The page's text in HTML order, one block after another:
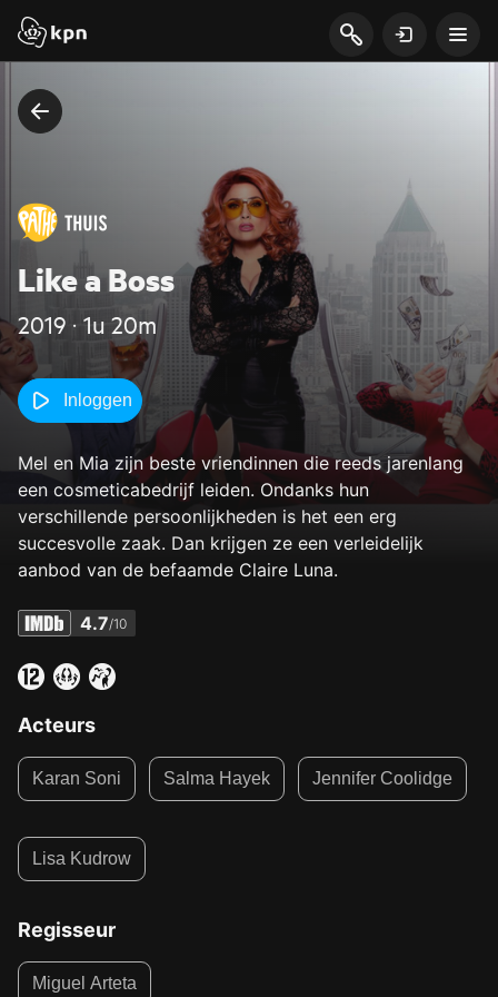
Like a Boss
2019 ‧ 1u 20m
Inloggen
Mel en Mia zijn beste vriendinnen die reeds jarenlang
een cosmeticabedrijf leiden. Ondanks hun
verschillende persoonlijkheden is het een erg
succesvolle zaak. Dan krijgen ze een verleidelijk
aanbod van de befaamde Claire Luna.
4.7/10
Acteurs
Karan Soni Salma Hayek Jennifer Coolidge
Lisa Kudrow
Regisseur
Miguel Arteta